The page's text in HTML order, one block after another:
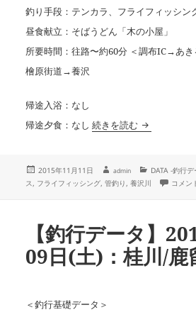
釣り手段：テンカラ、フライフィッシン
昼食献立：そばうどん「木の小屋」
所要時間：往路〜約60分 ＜調布IC→あ
檜原街道→養沢
帰途入浴：なし
帰途夕食：なし 続きを読む 【釣行デー
投
日:
2015年11月11日
成
者
admin
カ
ゴ
DATA -釣行デ
ス, フライフィッシング, 管釣り, 養沢川 【釣行
コメン
【釣行データ】
09日(土)：桂川/鹿
＜釣行基礎データ＞